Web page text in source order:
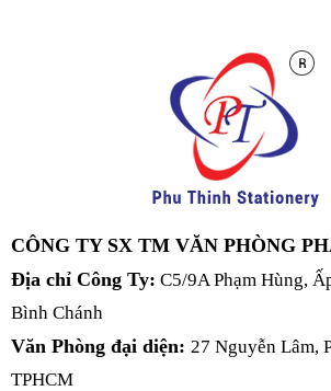
CÔNG TY SX TM VĂN PHÒNG
Địa chỉ Công Ty: C5/9A Phạm Hùng,
Bình Chánh
Văn Phòng đại diện: 27 Nguyễn Lâm,
TPHCM